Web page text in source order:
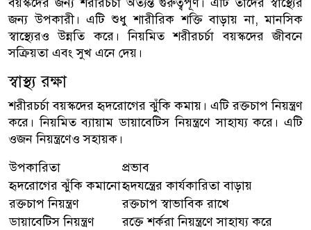
জন্য উপকারী। এটি শুধু শারীরিক শক্তি বাড়ায় না, মানসিক
স্বাস্থ্যেরও উন্নতি করে। নিয়মিত শরীরচর্চা বয়স্কদের জীবনে
সক্রিয়তা এবং সুখ এনে দেয়।
স্বাস্থ্য রক্ষা
শরীরচর্চা বয়স্কদের হৃদরোগের ঝুঁকি কমায়। এটি রক্তচাপ নিয়ন্ত্রণ
করে। নিয়মিত ব্যায়াম ডায়াবেটিস নিয়ন্ত্রণে সাহায্য করে। এটি
ওজন নিয়ন্ত্রণেও সহায়ক।
উপকারিতা
প্রভাব
হৃদরোগের ঝুঁকি কমানোহৃদযন্ত্রের কার্যকারিতা বাড়ায়
রক্তচাপ নিয়ন্ত্রণ
রক্তচাপ স্বাভাবিক রাখে
ডায়াবেটিস নিয়ন্ত্রণ
রক্তে শর্করা নিয়ন্ত্রণে সাহায্য করে